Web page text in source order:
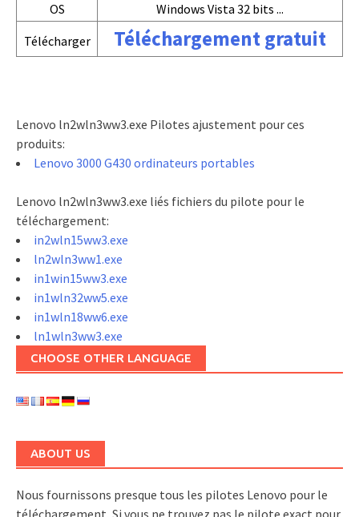
OS
Windows Vista 32 bits ...
Télécharger
Téléchargement gratuit
Lenovo ln2wln3ww3.exe Pilotes ajustement pour ces
produits:
Lenovo 3000 G430 ordinateurs portables
Lenovo ln2wln3ww3.exe liés fichiers du pilote pour le
téléchargement:
in2wln15ww3.exe
ln2wln3ww1.exe
in1win15ww3.exe
in1wln32ww5.exe
in1wln18ww6.exe
ln1wln3ww3.exe
CHOOSE OTHER LANGUAGE
ABOUT US
Nous fournissons presque tous les pilotes Lenovo pour le
téléchargement, Si vous ne trouvez pas le pilote exact pour